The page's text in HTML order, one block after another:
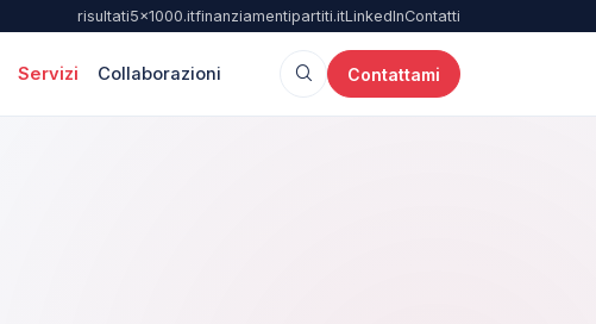
risultati5x1000.itfinanziamentipartiti.itLinkedInContatti
Contattami
Servizi Collaborazioni